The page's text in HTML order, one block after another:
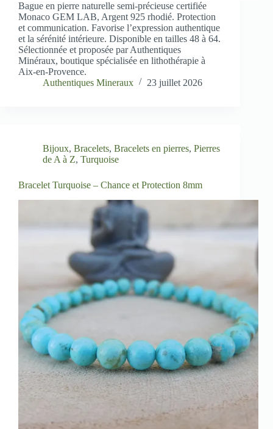
Bague en pierre naturelle semi-précieuse certifiée
Monaco GEM LAB, Argent 925 rhodié. Protection
et communication. Favorise l’expression authentique
et la sérénité intérieure. Disponible en tailles 48 à 64.
Sélectionnée et proposée par Authentiques
Minéraux, boutique spécialisée en lithothérapie à
Aix-en-Provence.
Authentiques Mineraux
23 juillet 2026
Bijoux, Bracelets, Bracelets en pierres, Pierres
de A à Z, Turquoise
Bracelet Turquoise – Chance et Protection 8mm